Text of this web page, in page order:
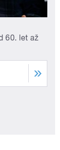
60. let až